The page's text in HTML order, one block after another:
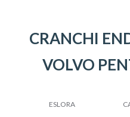
CRANCHI
VOLVO
ESLORA